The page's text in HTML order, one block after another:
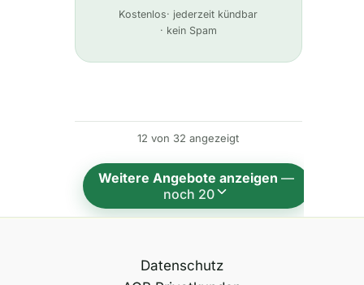
l
a
t
i
Kostenlos· jederzeit kündbar
· kein Spam
12 von 32 angezeigt
Weitere Angebote anzeigen—
noch 20
Datenschutz